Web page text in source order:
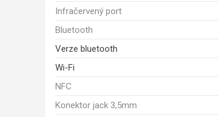
Infračervený port
Bluetooth
Verze bluetooth
Wi-Fi
NFC
Konektor jack 3,5mm